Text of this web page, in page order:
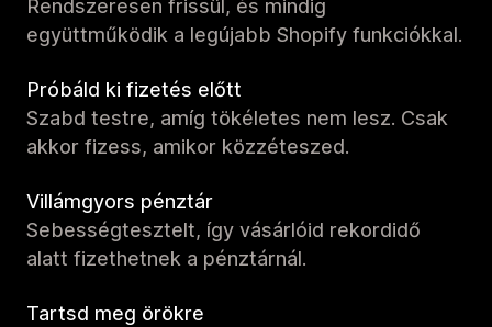
Rendszeresen frissül, és mindig
együttműködik a legújabb Shopify funkciókkal.
Próbáld ki fizetés előtt
Szabd testre, amíg tökéletes nem lesz. Csak
akkor fizess, amikor közzéteszed.
Villámgyors pénztár
Sebességtesztelt, így vásárlóid rekordidő
alatt fizethetnek a pénztárnál.
Tartsd meg örökre